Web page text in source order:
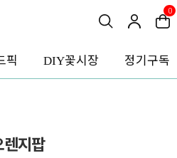
0
픽 DIY꽃시장 정기구독
렌지팝